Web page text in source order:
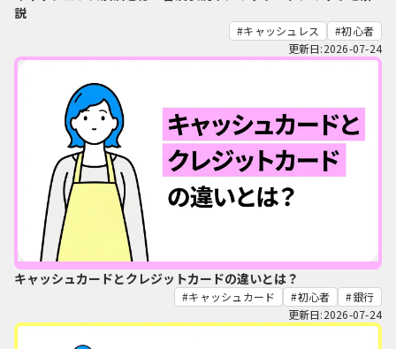
説
キャッシュレス
初心者
更新日:2026-07-24
キャッシュカードとクレジットカードの違いとは？
キャッシュカード 初心者
銀行
更新日:2026-07-24